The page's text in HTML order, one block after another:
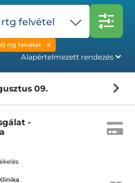
rtg felvétel
rtg felvétel
09.
-